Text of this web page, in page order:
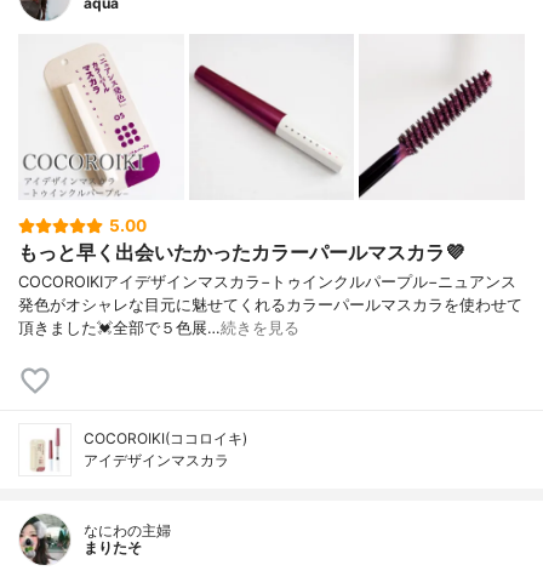
5.00
もっと早く出会いたかったカラーパールマスカラ💜
COCOROIKIアイデザインマスカラ−トゥインクルパープル−ニュアンス
発色がオシャレな目元に魅せてくれるカラーパールマスカラを使わせて
頂きました💓全部で５色展…続きを見る
COCOROIKI(ココロイキ)
アイデザインマスカラ
なにわの主婦
まりたそ